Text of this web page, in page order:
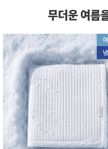
무더운 여름